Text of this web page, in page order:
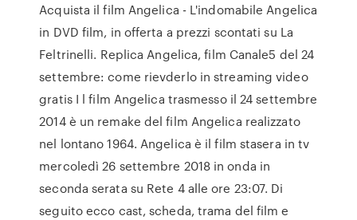
Acquista il film Angelica - L'indomabile Angelica
in DVD film, in offerta a prezzi scontati su La
Feltrinelli. Replica Angelica, film Canale5 del 24
settembre: come rievderlo in streaming video
gratis I l film Angelica trasmesso il 24 settembre
2014 è un remake del film Angelica realizzato
nel lontano 1964. Angelica è il film stasera in tv
mercoledì 26 settembre 2018 in onda in
seconda serata su Rete 4 alle ore 23:07. Di
seguito ecco cast, scheda, trama del film e